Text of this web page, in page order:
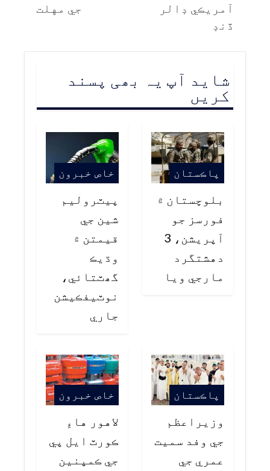
آمريڪي ڊالر
ڏنڊ
جي مهلت
شاید آپ یہ بھی پسند
کریں
پاڪستان
بلوچستان ۾
فورسز جو
آپريشن، 3
دهشتگرد
مارجي ويا
خاص خبرون
پيٽروليم
شين جي
قيمتن ۾
وڌيڪ
گھٽتائي،
نوٽيفڪيشن
جاري
پاڪستان
وزيراعظم
جي وفد سميت
عمري جي
خاص خبرون
لاهور هاءِ
ڪورٽ ايل پي
جي ڪمپنين